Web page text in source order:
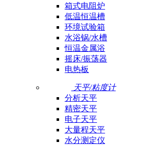
箱式电阻炉
低温恒温槽
环境试验箱
水浴锅/水槽
恒温金属浴
摇床/振荡器
电热板
天平/粘度计
分析天平
精密天平
电子天平
大量程天平
水分测定仪